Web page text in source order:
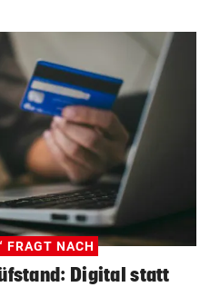
FRAGT NACH
Digital statt